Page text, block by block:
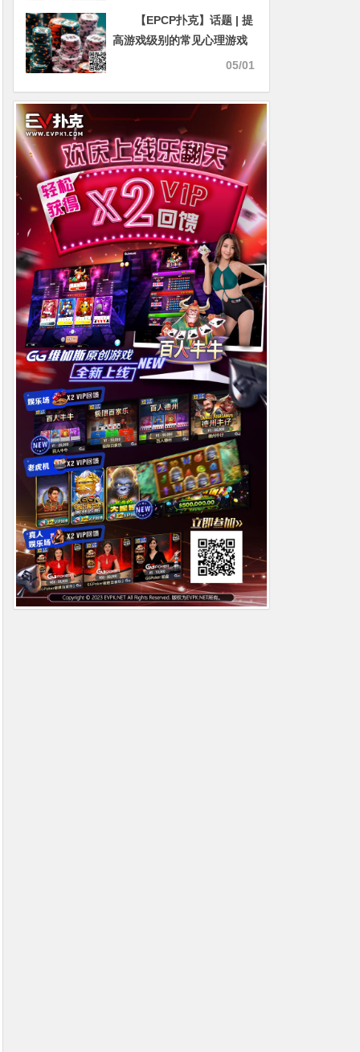
【EPCP扑克】话题 | 提
高游戏级别的常见心理游戏
05/01